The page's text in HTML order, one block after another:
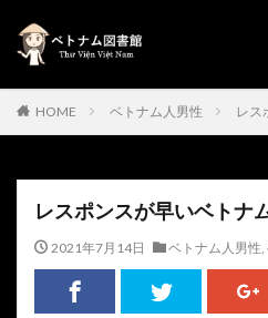
HOME ベトナム人男性 レス
レスポンスが早いベトナ
2021年7月14日 ベトナム人男性,